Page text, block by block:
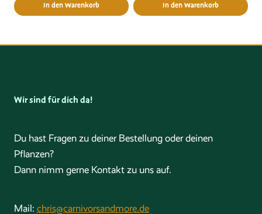
In den Warenkorb In den Warenkorb
Wir sind für dich da!
Du hast Fragen zu deiner Bestellung oder deinen
Pflanzen?
Dann nimm gerne Kontakt zu uns auf.
Mail: chris@carnivorsandmore.de